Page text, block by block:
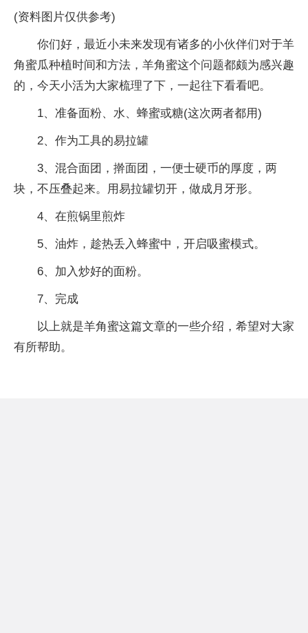
(资料图片仅供参考)
你们好，最近小未来发现有诸多的小伙伴们对于羊
角蜜瓜种植时间和方法，羊角蜜这个问题都颇为感兴趣
的，今天小活为大家梳理了下，一起往下看看吧。
1、准备面粉、水、蜂蜜或糖(这次两者都用)
2、作为工具的易拉罐
3、混合面团，擀面团，一便士硬币的厚度，两
块，不压叠起来。用易拉罐切开，做成月牙形。
4、在煎锅里煎炸
5、油炸，趁热丢入蜂蜜中，开启吸蜜模式。
6、加入炒好的面粉。
7、完成
以上就是羊角蜜这篇文章的一些介绍，希望对大家
有所帮助。